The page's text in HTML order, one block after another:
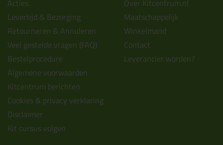
Acties
Levertijd & Bezorging
Retourneren & Annuleren
Veel gestelde vragen (FAQ)
Bestelprocedure
Algemene voorwaarden
Kitcentrum berichten
Cookies & privacy verklaring
Disclaimer
Kit cursus volgen
Over Kitcentrum.nl
Maatschappelijk
Winkelmand
Contact
Leverancier worden?